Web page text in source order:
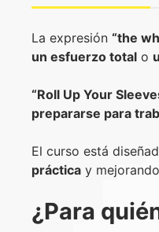
La expresión “the
un esfuerzo total o
“Roll Up Your
prepararse para
El curso está
práctica y
¿Para